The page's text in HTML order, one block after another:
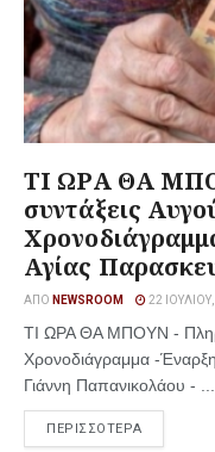
ΤΙ ΩΡΑ ΘΑ
συντάξεις
Αγίας
ΑΠΌ NEWSROOM 22
ΤΙ ΩΡΑ ΘΑ ΜΠΟΥΝ -
Χρονοδιάγραμμα -
Γιάννη Παπανικολάου - ...
ΠΕΡΙΣΣΟΤΕΡΑ